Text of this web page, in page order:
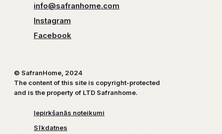
info@safranhome.com
Instagram
Facebook
© SafranHome, 2024
The content of this site is copyright-protected
and is the property of LTD Safranhome.
Iepirkšanās noteikumi
Sīkdatnes